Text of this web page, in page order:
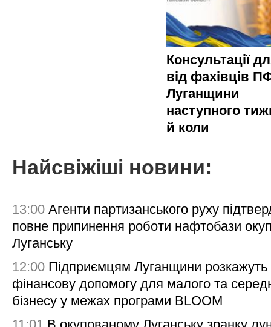
Консультації
від фахівців
Луганщини
наступного
й коли
Найсвіжіші новини:
13:00 Агенти партизанського руху
повне припинення роботи нафтобази
Луганську
12:00 Підприємцям Луганщини розкажуть
фінансову допомогу для малого та
бізнесу у межах програми BLOOM